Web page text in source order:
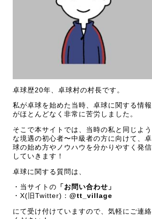
卓球歴20年、卓球村の村長です。
私が卓球を始めた当時、卓球に関する情報
がほとんどなく非常に苦労しました。
そこで本サイトでは、当時の私と同じよう
な境遇の初心者〜中級者の方に向けて、卓
球の始め方やノウハウを分かりやすく発信
していきます！
卓球に関する質問は、
・当サイトの 「お問い合わせ」
・X(旧Twitter)： @tt_village
にて受け付けていますので、気軽にご連絡